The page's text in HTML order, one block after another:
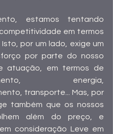
estamos tentando
em termos
por um lado, exige um
por parte do nosso
atuação, em termos de
energia,
transporte... Mas, por
também que os nossos
além do preço, e
consideração Leve em